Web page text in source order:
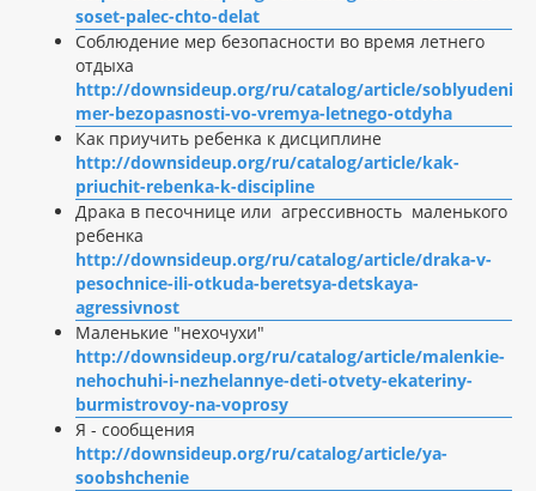
soset-palec-chto-delat
Соблюдение мер безопасности во время летнего
отдыха
http://downsideup.org/ru/catalog/article/soblyudenie-
mer-bezopasnosti-vo-vremya-letnego-otdyha
Как приучить ребенка к дисциплине
http://downsideup.org/ru/catalog/article/kak-
priuchit-rebenka-k-discipline
Драка в песочнице или агрессивность маленького
ребенка
http://downsideup.org/ru/catalog/article/draka-v-
pesochnice-ili-otkuda-beretsya-detskaya-
agressivnost
Маленькие "нехочухи"
http://downsideup.org/ru/catalog/article/malenkie-
nehochuhi-i-nezhelannye-deti-otvety-ekateriny-
burmistrovoy-na-voprosy
Я - сообщения
http://downsideup.org/ru/catalog/article/ya-
soobshchenie